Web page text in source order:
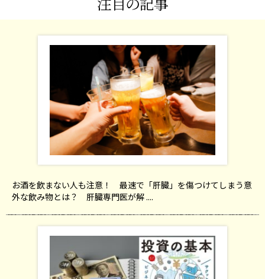
お酒を飲まない人も注意！ 最速で「肝臓」を傷つけてしまう意
外な飲み物とは？ 肝臓専門医が解 ....